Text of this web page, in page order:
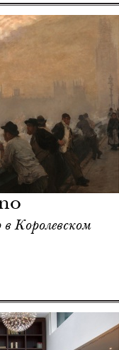
Королевском